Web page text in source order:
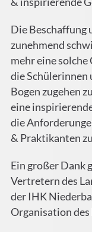
Die Beschaffung
zunehmend
mehr eine solche
die Schülerinnen
Bogen zugehen
eine
die
& Praktikanten
Ein großer Dank
Vertretern des
der IHK
Organisation des